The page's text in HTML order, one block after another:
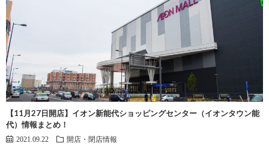
【11月27日開店】イオン新能代ショッピングセンター（イオンタウン能
代）情報まとめ！
2021.09.22 開店・閉店情報